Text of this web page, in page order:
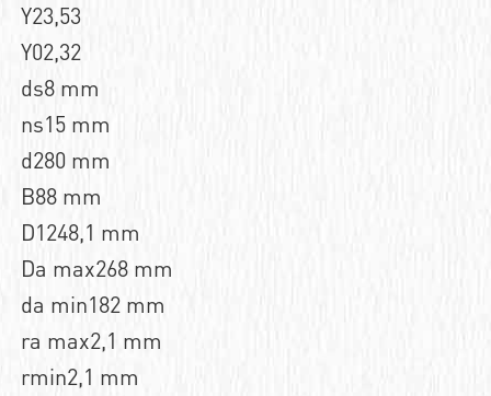
Y23,53
Y02,32
ds8 mm
ns15 mm
d280 mm
B88 mm
D1248,1 mm
Da max268 mm
da min182 mm
ra max2,1 mm
rmin2,1 mm